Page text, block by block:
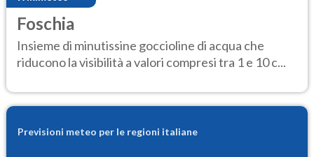
Foschia
Insieme di minutissine goccioline di acqua che
riducono la visibilità a valori compresi tra 1 e 10 c...
Previsioni meteo per le regioni italiane